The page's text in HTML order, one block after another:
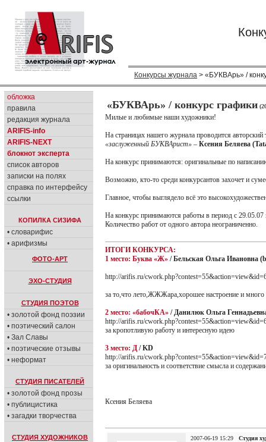
Конкурсы журнала > «БУКВАрь» /
обложка
правила
редакция журнала
ARIFIS-info
ARIFIS-NEXT
блокнот эксперта
список авторов
записки на полях
справка по интерфейсу
ссылки
КОПИЛКА СИЗИФА
• словарифис
• арифизмы
ФОТО-АРТ
ЭХО-СТУДИЯ
СТУДИЯ ПОЭТОВ
• золотой фонд поэзии
• поэтический салон
• Зал Славы
• поэтические отзывы
• неформат
СТУДИЯ ПИСАТЕЛЕЙ
• золотой фонд прозы
• публицистика
• загадки творчества
СТУДИЯ ХУДОЖНИКОВ
«БУКВАрь» / конкурс графики
Милые и любимые наши художники!
На страницах нашего журнала проводится
«заслуженный БУКВАрист» – Ксения Беляева
На конкурс принимаются: оригинальные по
Возможно, кто-то среди конкурсантов захочет и
Главное, чтобы выглядело всё это
На конкурс принимаются работы в период с 29.05.07
Количество работ от одного автора неограниченно.
ИТОГИ КОНКУРСА:
1 место: Буква «Ж» / Бельская Ольга Ивановна
http://arifis.ru/
за то,что лето,ЖЖЖара,хорошее настроение и много
2 место: «бабочКА» / Данилюк Ольга
http://arifis.ru/
за кропотливую работу и интересную идею
3 место: Д / KD
http://arifis.ru/
за оригинальность и соответствие смысла и
Ксения Беляева
2007-06-19 15:29 Студия